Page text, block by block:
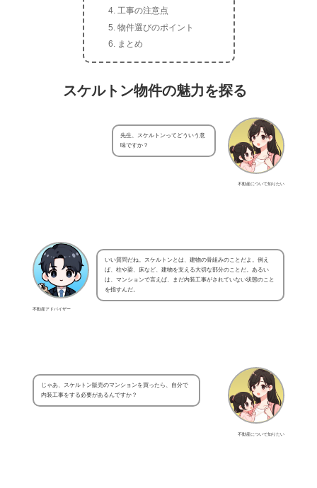
工事の注意点
物件選びのポイント
まとめ
スケルトン物件の魅力を探る
不動産について知りたい
先生、スケルトンってどういう意
味ですか？
不動産アドバイザー
いい質問だね。スケルトンとは、建物の骨組みのことだよ。例え
ば、柱や梁、床など、建物を支える大切な部分のことだ。あるい
は、マンションで言えば、まだ内装工事がされていない状態のこと
を指すんだ。
不動産について知りたい
じゃあ、スケルトン販売のマンションを買ったら、自分で
内装工事をする必要があるんですか？